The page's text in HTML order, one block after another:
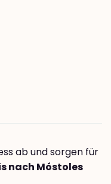
ab und sorgen für
nach Móstoles